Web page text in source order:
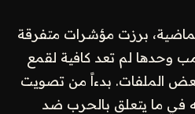
برزت مؤشرات متفرقة
وحدها لم تعد كافية لقمع
الملفات. بدءاً من تصويت
في ما يتعلق بالحرب ضد